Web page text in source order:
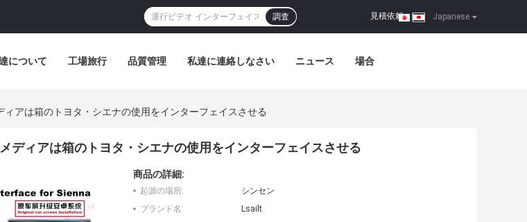
Japanese
見積依頼 |
調査
について 工場旅行 品質管理 私達に連絡しなさい ニュース 場合
ィアは箱のトヨタ・シエナの使用をインターフェイスさせる
ディアは箱のトヨタ・シエナの使用をインターフェイスさせる
商品の詳細:
起源の場所:
シンセン
ブランド名:
Lsailt